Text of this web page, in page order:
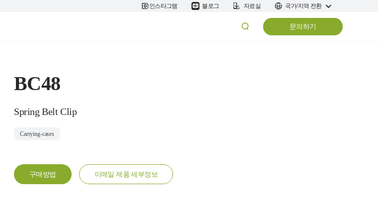
인스타그램 블로그 자료실 국가/지역 전환
문의하기
BC48
Spring Belt Clip
Carrying-cases
구매방법 이메일 제품 세부정보